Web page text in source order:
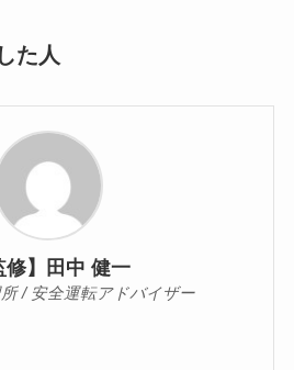
た人
修】田中 健一
/ 安全運転アドバイザー